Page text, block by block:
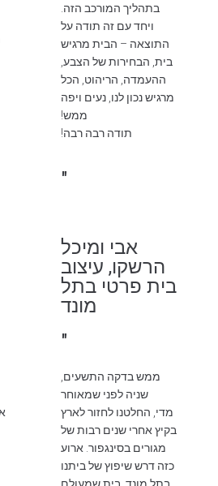
בתהליך המורכב הזה.
ויחד עם זה תודה על
התוצאה – הבית מרגיש
בית, הבחירות של הצבע,
ההעמדה, הריהוט, הכל
מרגיש נכון לנו, נעים ויפה
ממש!
תודה רבה רבה!
"
אבי ומיכל
הרשקו, עיצוב
בית פרטי בתל
מונד
"
ממש בדקה התשעים,
שניה לפני שמאוחר
מדי, החלטנו לחזור לארץ
בקיץ אחרי שנים רבות של
מגורים בסינגפור. ארוע
כזה דרש שיפוץ של ביתנו